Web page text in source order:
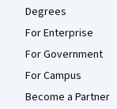
Degrees
For Enterprise
For Government
For Campus
Become a Partner